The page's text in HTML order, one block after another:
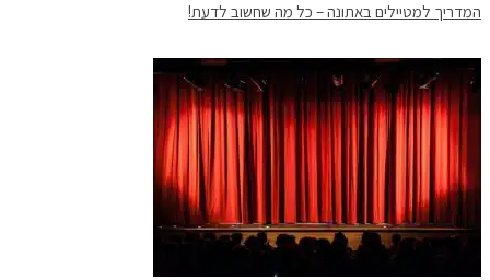
המדריך למטיילים באתונה – כל מה שחשוב לדעת!